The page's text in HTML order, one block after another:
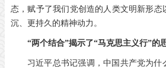
态，赋予了我们党创造的人类文明新形态
沉、更持久的精神动力。
“两个结合”揭示了“马克思主义行”的
习近平总书记强调，中国共产党为什